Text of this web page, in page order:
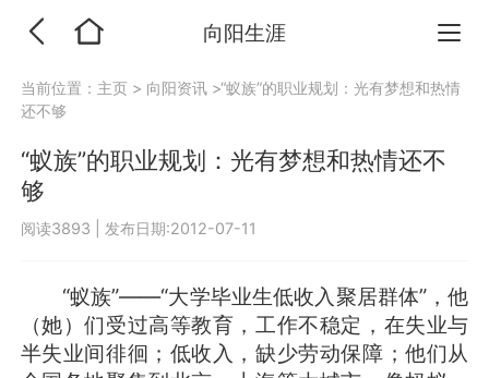
向阳生涯
当前位置： 主页 > 向阳资讯 >“蚁族”的职业规划：光有梦想和热情
还不够
“蚁族”的职业规划：光有梦想和热情还不
够
阅读3893 发布日期:2012-07-11
“蚁族”——“大学毕业生低收入聚居群体”，他
（她）们受过高等教育，工作不稳定，在失业与
半失业间徘徊；低收入，缺少劳动保障；他们从